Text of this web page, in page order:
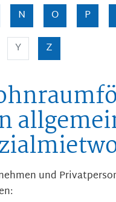
N O P
Y Z
und